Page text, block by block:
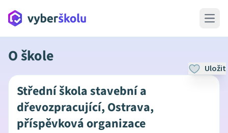
Open
O škole
Uložit
Střední škola stavební a
dřevozpracující, Ostrava,
příspěvková organizace